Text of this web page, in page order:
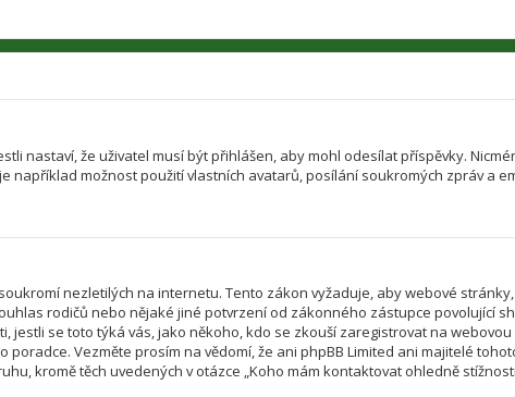
nastaví, že uživatel musí být přihlášen, aby mohl odesílat příspěvky.
možnost použití vlastních avatarů, posílání soukromých zpráv a
nezletilých na internetu. Tento zákon vyžaduje, aby webové
rodičů nebo nějaké jiné potvrzení od zákonného zástupce povolující
jestli se toto týká vás, jako někoho, kdo se zkouší zaregistrovat na
Vezměte prosím na vědomí, že ani phpBB Limited ani majitelé
kromě těch uvedených v otázce „Koho mám kontaktovat ohledně